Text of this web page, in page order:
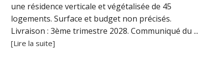
une résidence verticale et végétalisée de 45
logements. Surface et budget non précisés.
Livraison : 3ème trimestre 2028. Communiqué du ...
[Lire la suite]